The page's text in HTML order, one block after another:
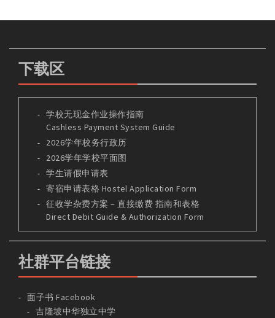
下载区
学校无现金作业操作指南
Cashless Payment System Guide
2026学年校务行政历
2026学年学校平面图
学生请假申请表
寄宿申请表格 Hostel Application Form
征收学杂费方案 – 直接缴费 指南和表格
Direct Debit Guide & Authorization Form
社群平台链接
面子书 Facebook
吉隆坡中华独立中学